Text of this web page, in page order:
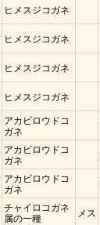
ヒメスジコガネ
ヒメスジコガネ
ヒメスジコガネ
ヒメスジコガネ
アカビロウドコ
ガネ
アカビロウドコ
ガネ
アカビロウドコ
ガネ
チャイロコガネ
属の一種
メス